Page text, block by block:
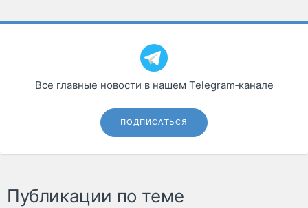
Все главные новости в нашем Telegram‑канале
ПОДПИСАТЬСЯ
Публикации по теме